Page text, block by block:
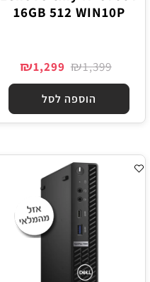
16GB 512 WIN10P
₪1,399
₪1,299
הוספה לסל